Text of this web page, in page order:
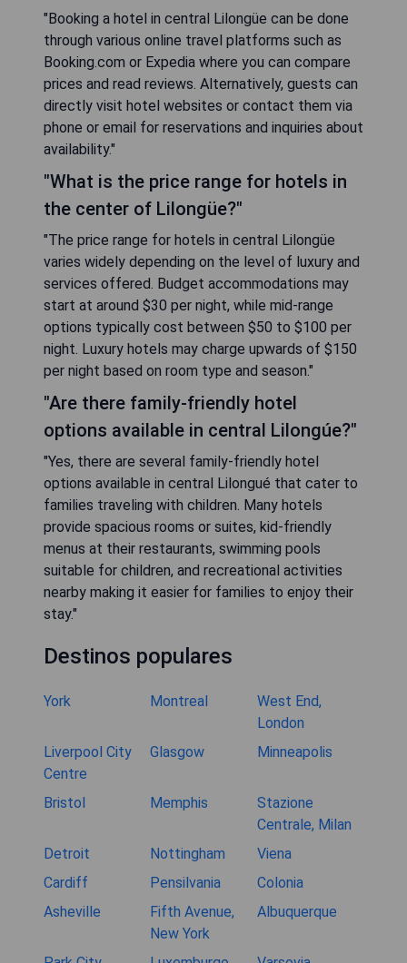
"Booking a hotel in central Lilongüe can be done
through various online travel platforms such as
Booking.com or Expedia where you can compare
prices and read reviews. Alternatively, guests can
directly visit hotel websites or contact them via
phone or email for reservations and inquiries about
availability."
"What is the price range for hotels in
the center of Lilongüe?"
"The price range for hotels in central Lilongüe
varies widely depending on the level of luxury and
services offered. Budget accommodations may
start at around $30 per night, while mid-range
options typically cost between $50 to $100 per
night. Luxury hotels may charge upwards of $150
per night based on room type and season."
"Are there family-friendly hotel
options available in central Lilongúe?"
"Yes, there are several family-friendly hotel
options available in central Lilongué that cater to
families traveling with children. Many hotels
provide spacious rooms or suites, kid-friendly
menus at their restaurants, swimming pools
suitable for children, and recreational activities
nearby making it easier for families to enjoy their
stay."
Destinos populares
York Montreal
West End,
London
Liverpool City
Centre
Glasgow Minneapolis
Bristol Memphis
Stazione
Centrale, Milan
Detroit
Nottingham
Viena
Cardiff
Pensilvania
Colonia
Asheville
Fifth Avenue,
New York
Albuquerque